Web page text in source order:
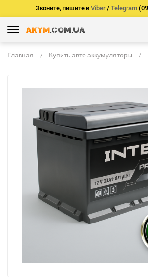
Звоните, пишите в Viber / Telegram
Главная Купить авто аккумуляторы